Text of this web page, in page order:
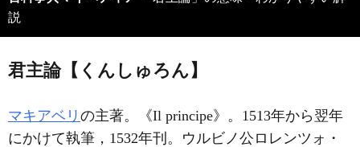
説
君主論【くんしゅろん】
マキアベリ の主著。《Il principe》。1513年から翌年
にかけて執筆，1532年刊。ウルビノ公ロレンツォ・